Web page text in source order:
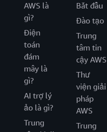
AWS là
gì?
Điện
toán
đám
mây là
gì?
AI trợ lý
ảo là gì?
Trung
Bắt đầu
Đào tạo
Trung
tâm tin
cậy AWS
Thư
viện giải
pháp
AWS
Trung